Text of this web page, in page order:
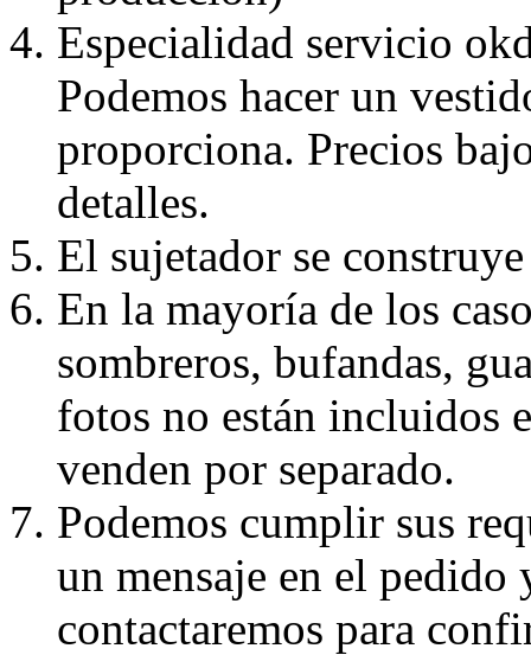
Especialidad servicio
Podemos hacer un
proporciona. Precios
detalles.
El sujetador se
En la mayoría de los
sombreros, bufandas,
fotos no están incluidos
venden por separado.
Podemos cumplir sus
un mensaje en el pedido
contactaremos para